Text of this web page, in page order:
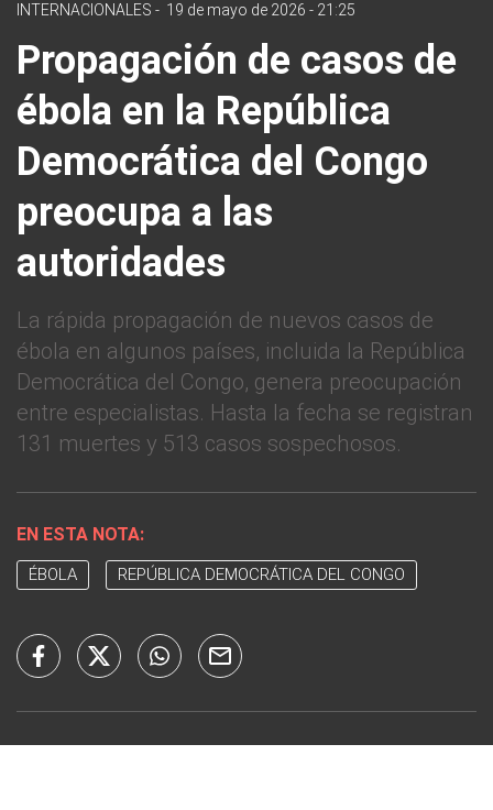
INTERNACIONALES - 19 de mayo de 2026 - 21:25
Propagación de casos de
ébola en la República
Democrática del Congo
preocupa a las
autoridades
La rápida propagación de nuevos casos de
ébola en algunos países, incluida la República
Democrática del Congo, genera preocupación
entre especialistas. Hasta la fecha se registran
131 muertes y 513 casos sospechosos.
EN ESTA NOTA:
ÉBOLA REPÚBLICA DEMOCRÁTICA DEL CONGO